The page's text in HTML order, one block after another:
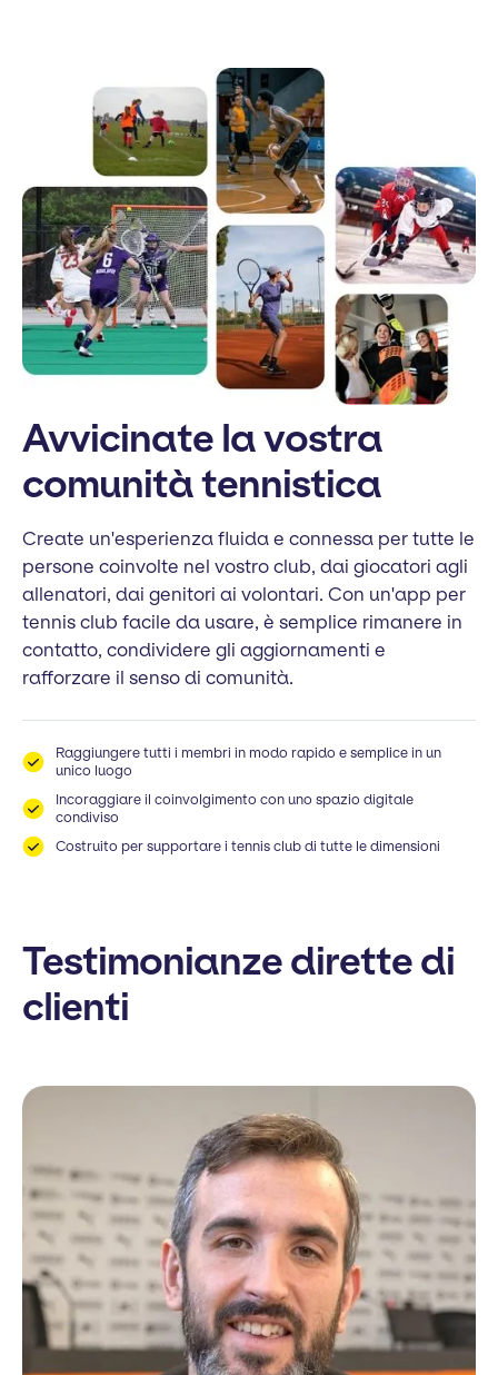
Avvicinate la vostra
comunità tennistica
Create un'esperienza fluida e connessa per tutte le
persone coinvolte nel vostro club, dai giocatori agli
allenatori, dai genitori ai volontari. Con un'app per
tennis club facile da usare, è semplice rimanere in
contatto, condividere gli aggiornamenti e
rafforzare il senso di comunità.
Raggiungere tutti i membri in modo rapido e semplice in un
unico luogo
Incoraggiare il coinvolgimento con uno spazio digitale
condiviso
Costruito per supportare i tennis club di tutte le dimensioni
Testimonianze dirette di
clienti